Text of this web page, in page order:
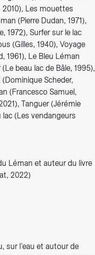
2010), Les mouettes
(Pierre Dudan, 1971),
1972), Surfer sur le lac
(Gilles, 1940), Voyage
1961), Le Bleu Léman
beau lac de Bâle, 1995),
Scheder,
(Francesco Samuel,
Tanguer (Jérémie
(Les vendangeurs
Léman et auteur du livre
2022)
sur l’eau et autour de